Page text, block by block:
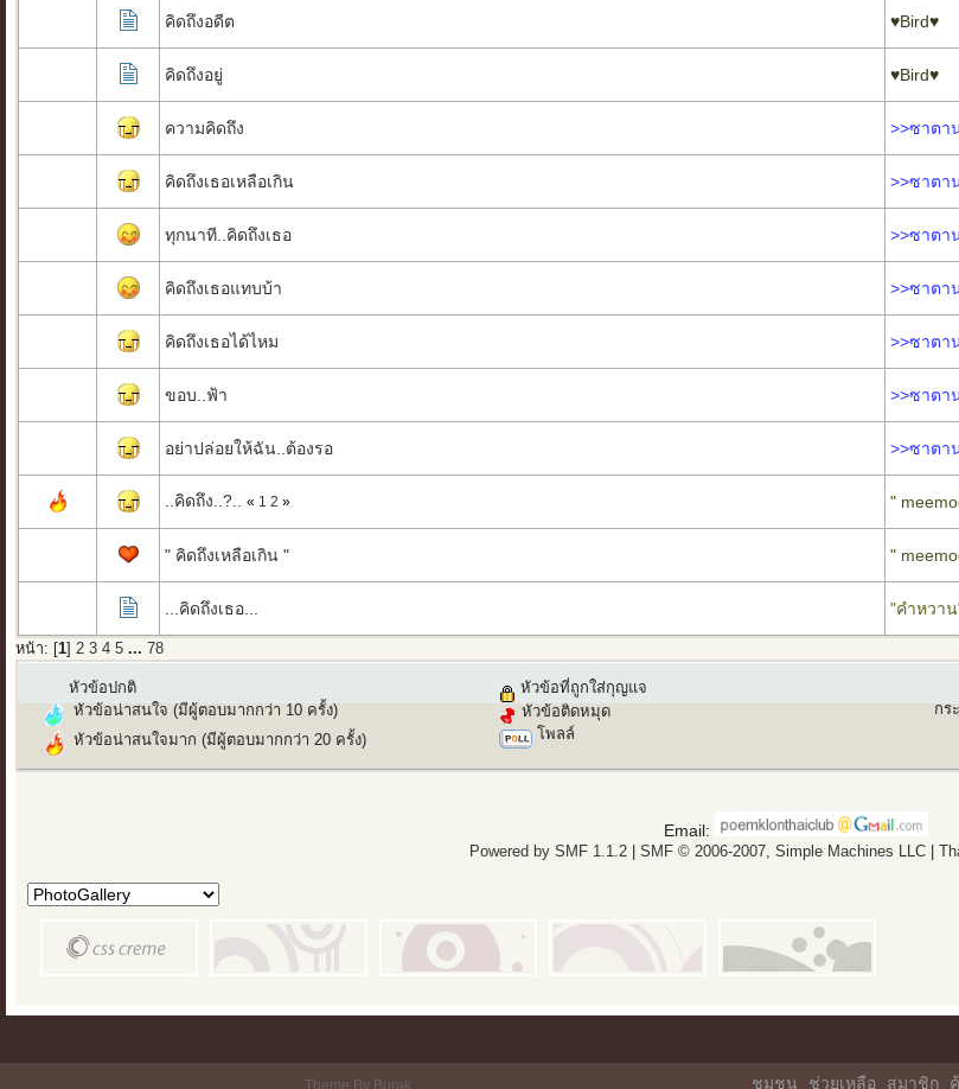
คิดถึงอดีต ♥Bird♥
คิดถึงอยู่ ♥Bird♥
ความคิดถึง >>ซาตา
คิดถึงเธอเหลือเกิน >>ซาตา
ทุกนาที..คิดถึงเธอ >>ซาตา
คิดถึงเธอแทบบ้า >>ซาตา
คิดถึงเธอได้ไหม >>ซาตา
ขอบ..ฟ้า >>ซาตา
อย่าปล่อยให้ฉัน..ต้องรอ >>ซาตา
..คิดถึง..?.. « 1 2 » "
" คิดถึงเหลือเกิน " "
...คิดถึงเธอ... "คำหวา
หน้า: [1 ]2 3 4 5 ... 78
หัวข้อปกติ
หัวข้อน่าสนใจ (มีผู้ตอบมากกว่า 10 ครั้ง)
หัวข้อน่าสนใจมาก (มีผู้ตอบมากกว่า 20 ครั้ง)
หัวข้อที่ถูกใส่กุญแจ
หัวข้อติดหมุด
โพลล์
กร
Email:
Powered by SMF 1.1.2| SMF © 2006-2007, Simple Machines LLC|
Theme By Burak ชุมชน ช่วยเหลือ สมาชิก